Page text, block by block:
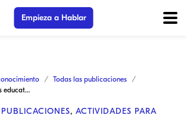
Empieza a Hablar
Todas las publicaciones
Los mejores podcasts educativos para niños pequeños
, ACTIVIDADES PARA